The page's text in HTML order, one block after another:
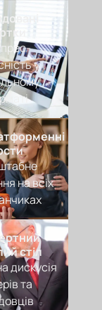
у
на всіх
стіл
дискусія
та